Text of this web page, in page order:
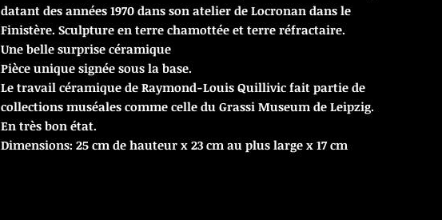
datant des années 1970 dans son atelier de Locronan dans le
Finistère. Sculpture en terre chamottée et terre réfractaire.
Une belle surprise céramique
Pièce unique signée sous la base.
Le travail céramique de Raymond-Louis Quillivic fait partie de
collections muséales comme celle du Grassi Museum de Leipzig.
En très bon état.
Dimensions: 25 cm de hauteur x 23 cm au plus large x 17 cm